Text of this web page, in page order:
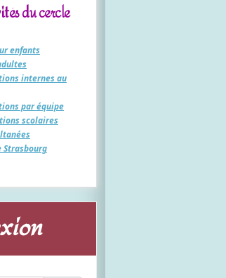
du cercle
enfants
internes au
par équipe
scolaires
Strasbourg